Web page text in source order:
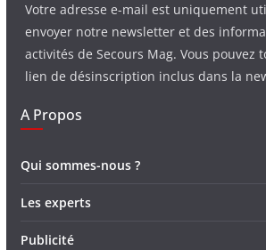
Votre adresse e-mail est uniquement
envoyer notre newsletter et des
activités de Secours Mag. Vous pouvez
lien de désinscription inclus dans la
A Propos
Qui sommes-nous ?
Les experts
Publicité